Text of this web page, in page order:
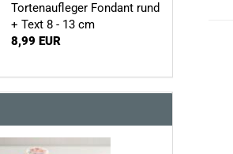
Tortenaufleger Fondant rund
+ Text 8 - 13 cm
8,99 EUR